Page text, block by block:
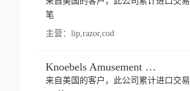
笔
主营： lip,razor,cod
Knoebels Amusement Resort
来自美国的客户，此公司累计进口交易